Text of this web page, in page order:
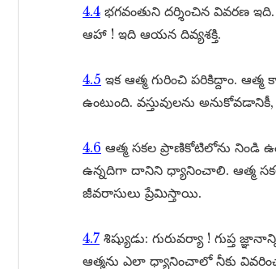
4.4 భగవంతుని దర్శించిన వివరణ
ఆహా ! ఇది ఆయన దివ్యశక్తి.
4.5 ఇక ఆత్మ గురించి పరికిద్దాం.
ఉంటుంది. వస్తువులను
4.6 ఆత్మ సకల ప్రాణికోటిలోను నిండి
ఉన్నదిగా దానిని ధ్యానించాలి. ఆత్మ
జీవరాసులు ప్రేమిస్తాయి.
4.7 శిష్యుడు: గురువర్యా ! గుప్త
ఆత్మను ఎలా ధ్యానించాలో నీకు